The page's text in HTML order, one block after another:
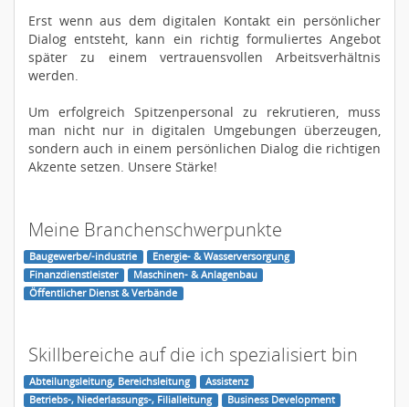
Erst wenn aus dem digitalen Kontakt ein persönlicher
Dialog entsteht, kann ein richtig formuliertes Angebot
später zu einem vertrauensvollen Arbeitsverhältnis
werden.
Um erfolgreich Spitzenpersonal zu rekrutieren, muss
man nicht nur in digitalen Umgebungen überzeugen,
sondern auch in einem persönlichen Dialog die richtigen
Akzente setzen. Unsere Stärke!
Meine Branchenschwerpunkte
Baugewerbe/-industrie
Energie- & Wasserversorgung
Finanzdienstleister
Maschinen- & Anlagenbau
Öffentlicher Dienst & Verbände
Skillbereiche auf die ich spezialisiert bin
Abteilungsleitung, Bereichsleitung
Assistenz
Betriebs-, Niederlassungs-, Filialleitung
Business Development